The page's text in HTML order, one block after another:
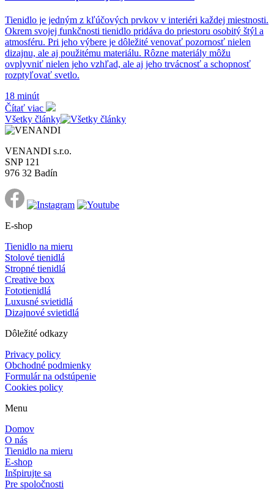
Tienidlo je jedným z kľúčových prvkov v interiéri každej miestnosti.
Okrem svojej funkčnosti tienidlo pridáva do priestoru osobitý štýl a
atmosféru. Pri jeho výbere je dôležité venovať pozornosť nielen
dizajnu, ale aj použitému materiálu. Rôzne materiály môžu
ovplyvniť nielen jeho vzhľad, ale aj jeho trvácnosť a schopnosť
rozptyľovať svetlo.
18 minút
Čítať viac
Všetky články
VENANDI s.r.o.
SNP 121
976 32 Badín
E-shop
Tienidlo na mieru
Stolové tienidlá
Stropné tienidlá
Creative box
Fototienidlá
Luxusné svietidlá
Dizajnové svietidlá
Dôležité odkazy
Privacy policy
Obchodné podmienky
Formulár na odstúpenie
Cookies policy
Menu
Domov
O nás
Tienidlo na mieru
E-shop
Inšpirujte sa
Pre spoločnosti